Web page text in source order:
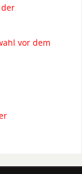
vor dem